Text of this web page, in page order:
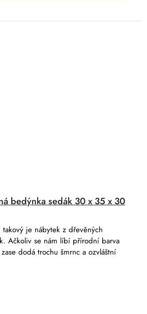
bedýnka sedák 30 x 35 x 30
je nábytek z dřevěných
Ačkoliv se nám líbí přírodní barva
dodá trochu šmrnc a ozvláštní